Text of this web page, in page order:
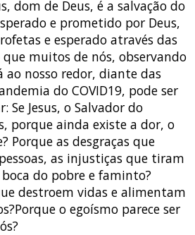
dom de Deus, é a salvação do
e prometido por Deus,
e esperado através das
que muitos de nós, observando
ao nosso redor, diante das
do COVID19, pode ser
Jesus, o Salvador do
porque ainda existe a dor, o
Porque as desgraças que
as injustiças que tiram
do pobre e faminto?
destroem vidas e alimentam
o egoísmo parece ser